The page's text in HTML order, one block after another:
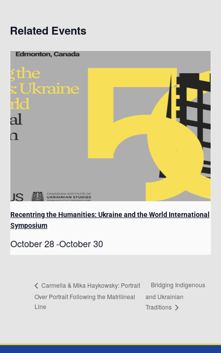
Related Events
Recentring the Humanities: Ukraine and the World International
Symposium
October 28-October 30
Carmella & Mika Haykowsky: Portrait
Over Portrait Following the Matrilineal
Line
Bridging Indigenous
and Ukrainian
Traditions